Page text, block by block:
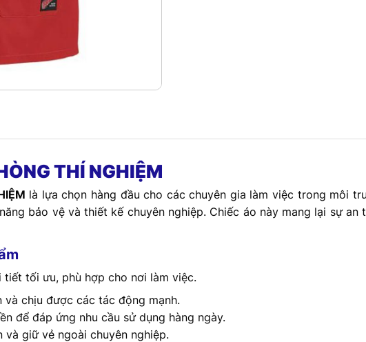
THÍ NGHIỆM
là lựa chọn hàng đầu cho các chuyên gia làm việc trong môi
bảo vệ và thiết kế chuyên nghiệp. Chiếc áo này mang lại sự
tối ưu, phù hợp cho nơi làm việc.
và chịu được các tác động mạnh.
để đáp ứng nhu cầu sử dụng hàng ngày.
và giữ vẻ ngoài chuyên nghiệp.